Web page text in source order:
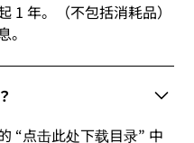
1 年。（不包括消耗品）
“点击此处下载目录” 中